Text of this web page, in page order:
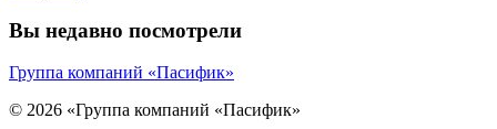
Вы недавно посмотрели
Группа компаний «Пасифик»
© 2026 «Группа компаний «Пасифик»